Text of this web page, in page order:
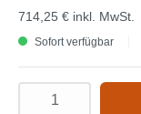
714,25 € inkl. MwSt.
Sofort verfügbar